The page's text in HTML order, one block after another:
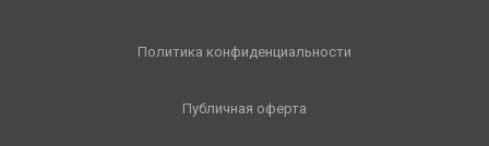
Политика конфиденциальности
Публичная оферта